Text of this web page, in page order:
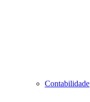
Contabilidade